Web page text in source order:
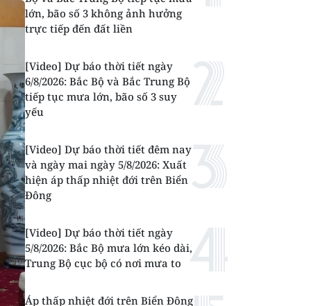
lớn, bão số 3 không ảnh hưởng
trực tiếp đến đất liền
[Video] Dự báo thời tiết ngày
6/8/2026: Bắc Bộ và Bắc Trung Bộ
tiếp tục mưa lớn, bão số 3 suy
yếu
[Video] Dự báo thời tiết đêm nay
và ngày mai ngày 5/8/2026: Xuất
hiện áp thấp nhiệt đới trên Biển
Đông
[Video] Dự báo thời tiết ngày
5/8/2026: Bắc Bộ mưa lớn kéo dài,
Trung Bộ cục bộ có nơi mưa to
Áp thấp nhiệt đới trên Biển Đông